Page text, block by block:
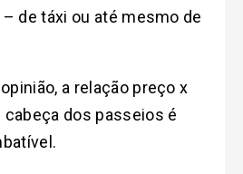
de táxi ou até mesmo de
a relação preço x
dos passeios é